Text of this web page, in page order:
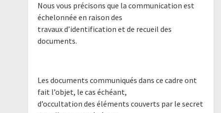
Nous vous précisons que la communication est
échelonnée en raison des
travaux d’identification et de recueil des
documents.
Les documents communiqués dans ce cadre ont
fait l’objet, le cas échéant,
d’occultation des éléments couverts par le secret